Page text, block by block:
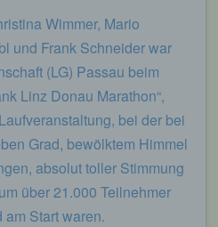
Wimmer, Mario
und Frank Schneider war
(LG) Passau beim
Linz Donau Marathon“,
bei der bei
Grad, bewölktem Himmel
absolut toller Stimmung
über 21.000 Teilnehmer
Start waren.